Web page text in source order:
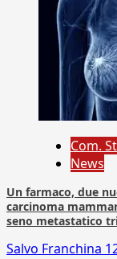
Com.
News
Un farmaco, due
carcinoma
seno metastatico
Salvo Franchina